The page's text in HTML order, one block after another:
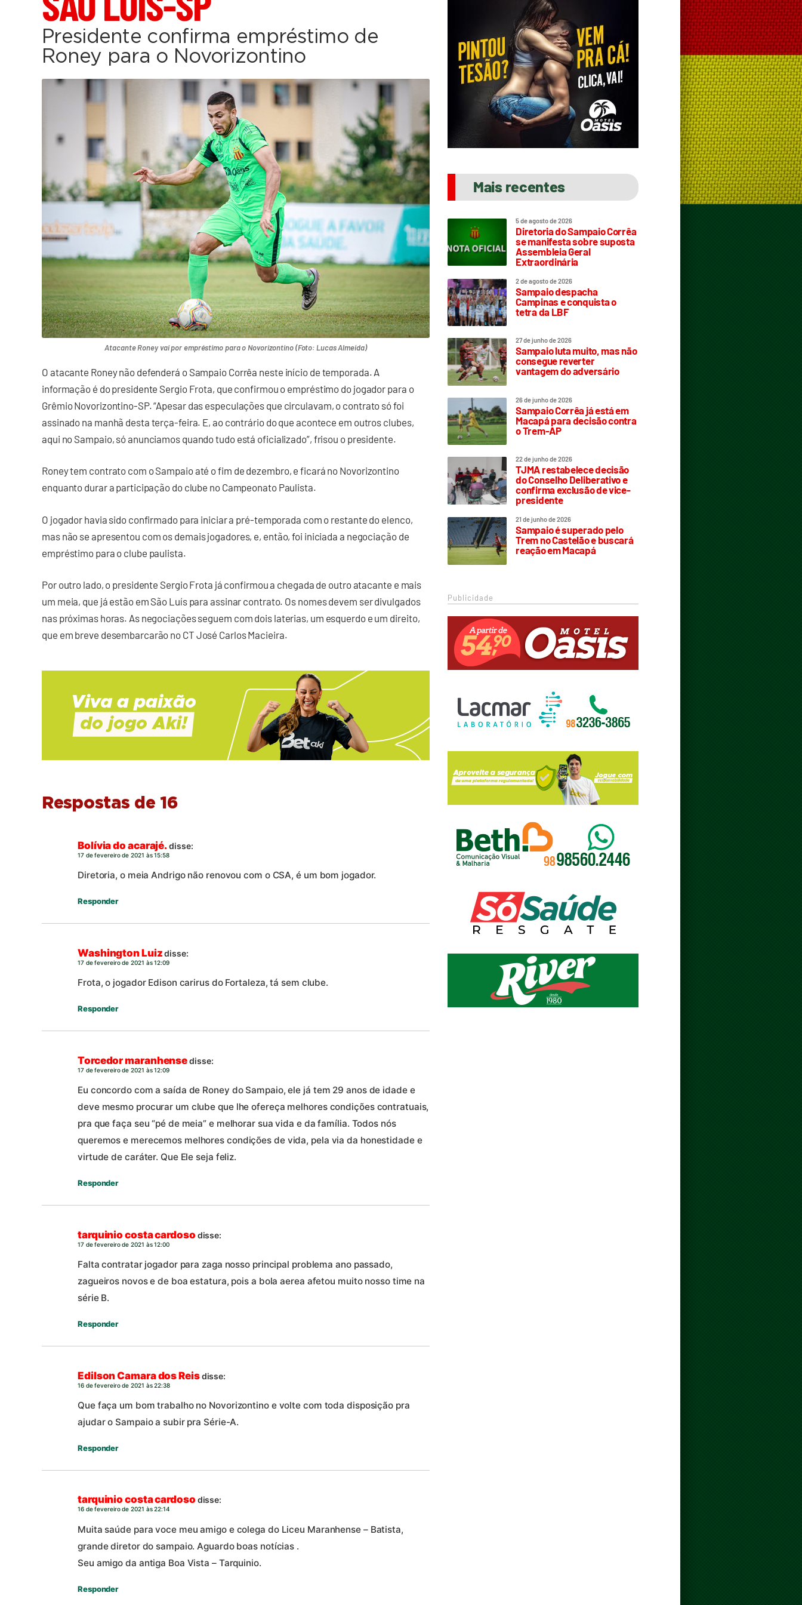
Presidente confirma empréstimo de
Roney para o Novorizontino
Atacante Roney vai por empréstimo para o Novorizontino (Foto: Lucas Almeida)
O atacante Roney não defenderá o Sampaio Corrêa neste início de temporada. A
informação é do presidente Sergio Frota, que confirmou o empréstimo do jogador para o
Grêmio Novorizontino-SP. “Apesar das especulações que circulavam, o contrato só foi
assinado na manhã desta terça-feira. E, ao contrário do que acontece em outros clubes,
aqui no Sampaio, só anunciamos quando tudo está oficializado”, frisou o presidente.
Roney tem contrato com o Sampaio até o fim de dezembro, e ficará no Novorizontino
enquanto durar a participação do clube no Campeonato Paulista.
O jogador havia sido confirmado para iniciar a pré-temporada com o restante do elenco,
mas não se apresentou com os demais jogadores, e, então, foi iniciada a negociação de
empréstimo para o clube paulista.
Por outro lado, o presidente Sergio Frota já confirmou a chegada de outro atacante e mais
um meia, que já estão em São Luís para assinar contrato. Os nomes devem ser divulgados
nas próximas horas. As negociações seguem com dois laterias, um esquerdo e um direito,
que em breve desembarcarão no CT José Carlos Macieira.
Respostas de 16
Bolívia do acarajé.disse:
17 de fevereiro de 2021 às 15:58
Diretoria, o meia Andrigo não renovou com o CSA, é um bom jogador.
Responder
Washington Luiz disse:
17 de fevereiro de 2021 às 12:09
Frota, o jogador Edison carirus do Fortaleza, tá sem clube.
Responder
Torcedor maranhensedisse:
17 de fevereiro de 2021 às 12:09
Eu concordo com a saída de Roney do Sampaio, ele já tem 29 anos de idade e
deve mesmo procurar um clube que lhe ofereça melhores condições contratuais,
pra que faça seu “pé de meia” e melhorar sua vida e da família. Todos nós
queremos e merecemos melhores condições de vida, pela via da honestidade e
virtude de caráter. Que Ele seja feliz.
Responder
tarquinio costa cardoso disse:
17 de fevereiro de 2021 às 12:00
Falta contratar jogador para zaga nosso principal problema ano passado,
zagueiros novos e de boa estatura, pois a bola aerea afetou muito nosso time na
série B.
Responder
Edilson Camara dos Reisdisse:
16 de fevereiro de 2021 às 22:38
Que faça um bom trabalho no Novorizontino e volte com toda disposição pra
ajudar o Sampaio a subir pra Série-A.
Responder
tarquinio costa cardoso disse:
16 de fevereiro de 2021 às 22:14
Muita saúde para voce meu amigo e colega do Liceu Maranhense – Batista,
grande diretor do sampaio. Aguardo boas notícias .
Seu amigo da antiga Boa Vista – Tarquinio.
Responder
Mais recentes
5 de agosto de 2026
Diretoria do Sampaio Corrêa
se manifesta sobre suposta
Assembleia Geral
Extraordinária
2 de agosto de 2026
Sampaio despacha
Campinas e conquista o
tetra da LBF
27 de junho de 2026
Sampaio luta muito, mas não
consegue reverter
vantagem do adversário
26 de junho de 2026
Sampaio Corrêa já está em
Macapá para decisão contra
o Trem-AP
22 de junho de 2026
TJMA restabelece decisão
do Conselho Deliberativo e
confirma exclusão de vice-
presidente
21 de junho de 2026
Sampaio é superado pelo
Trem no Castelão e buscará
reação em Macapá
Publicidade